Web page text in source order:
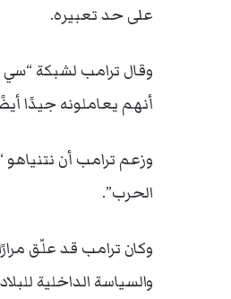
على حد تعبيره.
وقال ترامب لشبكة “سي
أنهم يعاملونه جيدًا
وزعم ترامب أن
الحرب”.
وكان ترامب قد علّق
والسياسة الداخلية